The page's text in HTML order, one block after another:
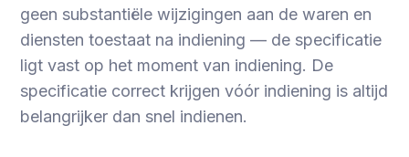
geen substantiële wijzigingen aan de waren en
diensten toestaat na indiening — de specificatie
ligt vast op het moment van indiening. De
specificatie correct krijgen vóór indiening is altijd
belangrijker dan snel indienen.